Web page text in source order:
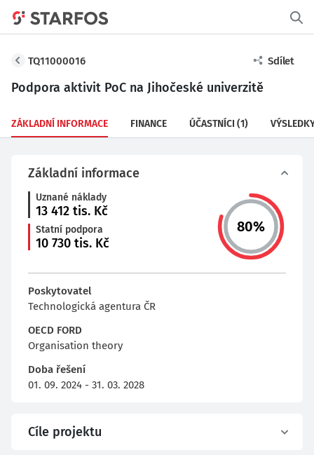
TQ11000016 Sdílet
Podpora aktivit PoC na Jihočeské univerzitě
ZÁKLADNÍ INFORMACE FINANCE ÚČASTNÍCI (1)
Základní informace
Uznané náklady
13 412 tis. Kč
Statní podpora
10 730 tis. Kč
80%
Poskytovatel
Technologická agentura ČR
OECD FORD
Organisation theory
Doba řešení
01. 09. 2024 - 31. 03. 2028
Cíle projektu